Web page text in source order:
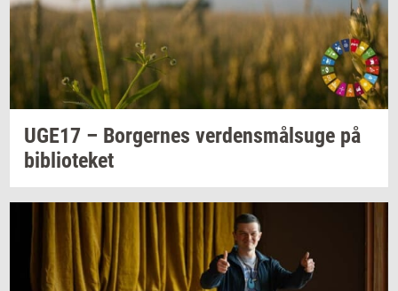
UGE17 – Bor­ger­nes ver­dens­målsu­ge på
bi­bli­o­te­ket